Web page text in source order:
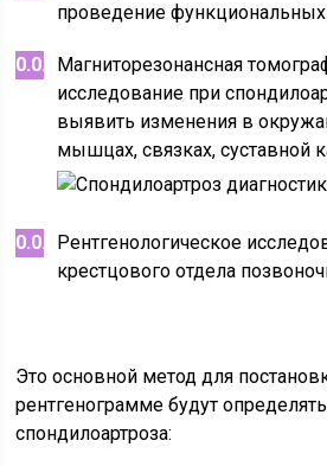
проведение функциональных
Магниторезонансная
исследование при
выявить изменения в
мышцах, связках, суставной
Рентгенологическое
крестцового отдела
Это основной метод для
рентгенограмме будут
спондилоартроза: